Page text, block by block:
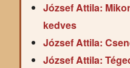
József Attila:
kedves
József Attila:
József Attila: